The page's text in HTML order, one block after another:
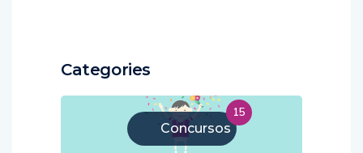
Categories
Concursos
15